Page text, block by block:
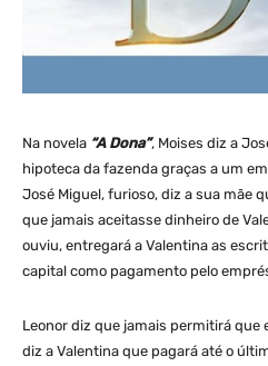
Na novela “A Dona”, Moises diz a
hipoteca da fazenda graças a um
José Miguel, furioso, diz a sua mãe
que jamais aceitasse dinheiro de
ouviu, entregará a Valentina as
capital como pagamento pelo
Leonor diz que jamais permitirá que
diz a Valentina que pagará até o